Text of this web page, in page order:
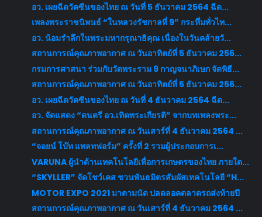
อว. เผยฉีดวัคซีนของไทย ณ วันที่ 5 ธันวาคม 2564 ฉีด...
เพลงพระราชนิพนธ์ “ในหลวงรัชกาลที่ 9” กระหึ่มทั่วไท...
อว. น้อมรำลึกในพระมหากรุณาธิคุณ เนื่องในวันคล้ายวั...
สถานการณ์คุณภาพอากาศ ณ วันอาทิตย์ที่ 5 ธันวาคม 256...
กรมการศาสนา ร่วมกับวัดพระราม 9 กาญจนาภิเษก จัดพิธี...
สถานการณ์คุณภาพอากาศ ณ วันอาทิตย์ที่ 5 ธันวาคม 256...
อว. เผยฉีดวัคซีนของไทย ณ วันที่ 4 ธันวาคม 2564 ฉีด...
อว. จัดแสดง “ดนตรี อว.เทิดพระเกียรติ” จากบทเพลงพระ...
สถานการณ์คุณภาพอากาศ ณ วันเสาร์ที่ 4 ธันวาคม 2564 ...
“จอยน์ โบ๊ท แพลทฟอร์ม” ครั้งที่ 2 รวมผู้ประกอบการเ...
VARUNA ผู้นำด้านเทคโนโลยีเพื่อการเกษตรของไทย ภายใต...
“SKYLLER” จัดโชว์เคส ชวนพันธมิตรสัมผัสเทคโนโลยี “H...
MOTOR EXPO 2021 มาตามนัด ปลดลอคตลาดรถส่งท้ายปี
สถานการณ์คุณภาพอากาศ ณ วันเสาร์ที่ 4 ธันวาคม 2564 ...